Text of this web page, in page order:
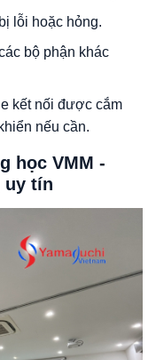
lỗi hoặc hỏng.
bộ phận khác
kết nối được cắm
nếu cần.
học VMM -
uy tín